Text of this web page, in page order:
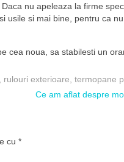
nu apeleaza la firme
usile si mai bine, pentru ca
cea noua, sa stabilesti un
rulouri exterioare termopane
Ce am aflat despre
cu *